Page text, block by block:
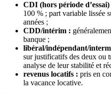
CDI (hors période d’essai)
100 % ; part variable lissée
années ;
CDD/intérim :
banque ;
libéral/indépendant/
sur justificatifs des deux ou
analyse de leur stabilité et
revenus locatifs : pris en
la vacance locative.